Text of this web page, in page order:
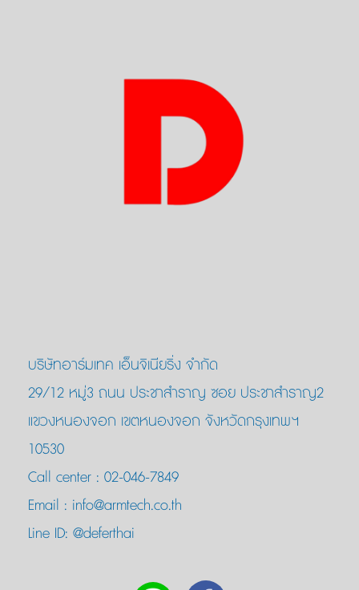
บริษัทอาร์มเทค เอ็นจิเนียริ่ง จำกัด
29/12 หมู่3 ถนน ประชาสำราญ ซอย ประชาสำราญ2
แขวงหนองจอก เขตหนองจอก จังหวัดกรุงเทพฯ
10530
Call center : 02-046-7849
Email : info@armtech.co.th
Line ID: @deferthai